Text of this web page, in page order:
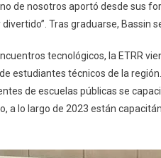
de nosotros aportó desde sus
Tras graduarse, Bassin
tecnológicos, la ETRR
estudiantes técnicos de la
de escuelas públicas se
a lo largo de 2023 están